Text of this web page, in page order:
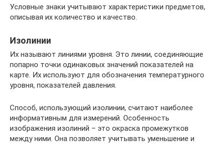
Условные знаки учитывают характеристики предметов,
описывая их количество и качество.
Изолинии
Их называют линиями уровня. Это линии, соединяющие
попарно точки одинаковых значений показателей на
карте. Их используют для обозначения температурного
уровня, показателей давления.
Способ, использующий изолинии, считают наиболее
информативным для измерений. Особенность
изображения изолиний – это окраска промежутков
между ними. Она позволяет учитывать уменьшение и